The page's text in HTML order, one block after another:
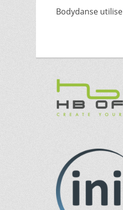
Bodydanse utilise